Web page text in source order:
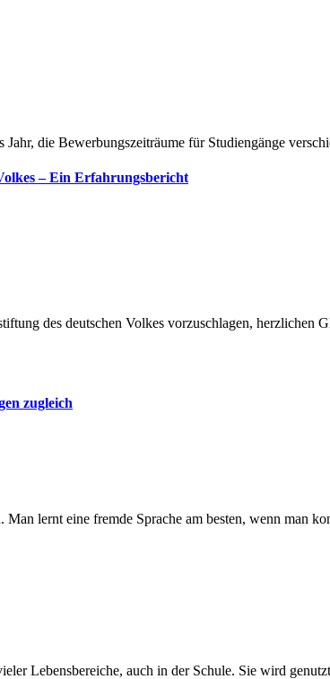
die Bewerbungszeiträume für Studiengänge
– Ein Erfahrungsbericht
des deutschen Volkes vorzuschlagen,
zugleich
lernt eine fremde Sprache am besten, wenn man
Lebensbereiche, auch in der Schule. Sie wird